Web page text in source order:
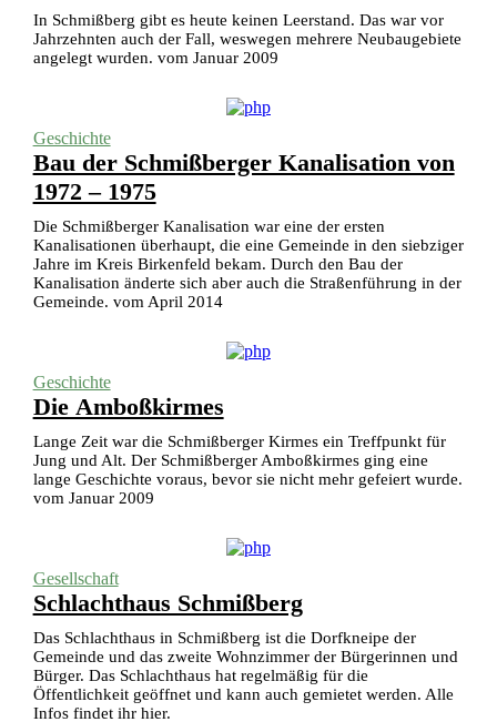
In Schmißberg gibt es heute keinen Leerstand. Das war vor
Jahrzehnten auch der Fall, weswegen mehrere Neubaugebiete
angelegt wurden. vom Januar 2009
Geschichte
Bau der Schmißberger Kanalisation von
1972 – 1975
Die Schmißberger Kanalisation war eine der ersten
Kanalisationen überhaupt, die eine Gemeinde in den siebziger
Jahre im Kreis Birkenfeld bekam. Durch den Bau der
Kanalisation änderte sich aber auch die Straßenführung in der
Gemeinde. vom April 2014
Geschichte
Die Amboßkirmes
Lange Zeit war die Schmißberger Kirmes ein Treffpunkt für
Jung und Alt. Der Schmißberger Amboßkirmes ging eine
lange Geschichte voraus, bevor sie nicht mehr gefeiert wurde.
vom Januar 2009
Gesellschaft
Schlachthaus Schmißberg
Das Schlachthaus in Schmißberg ist die Dorfkneipe der
Gemeinde und das zweite Wohnzimmer der Bürgerinnen und
Bürger. Das Schlachthaus hat regelmäßig für die
Öffentlichkeit geöffnet und kann auch gemietet werden. Alle
Infos findet ihr hier.